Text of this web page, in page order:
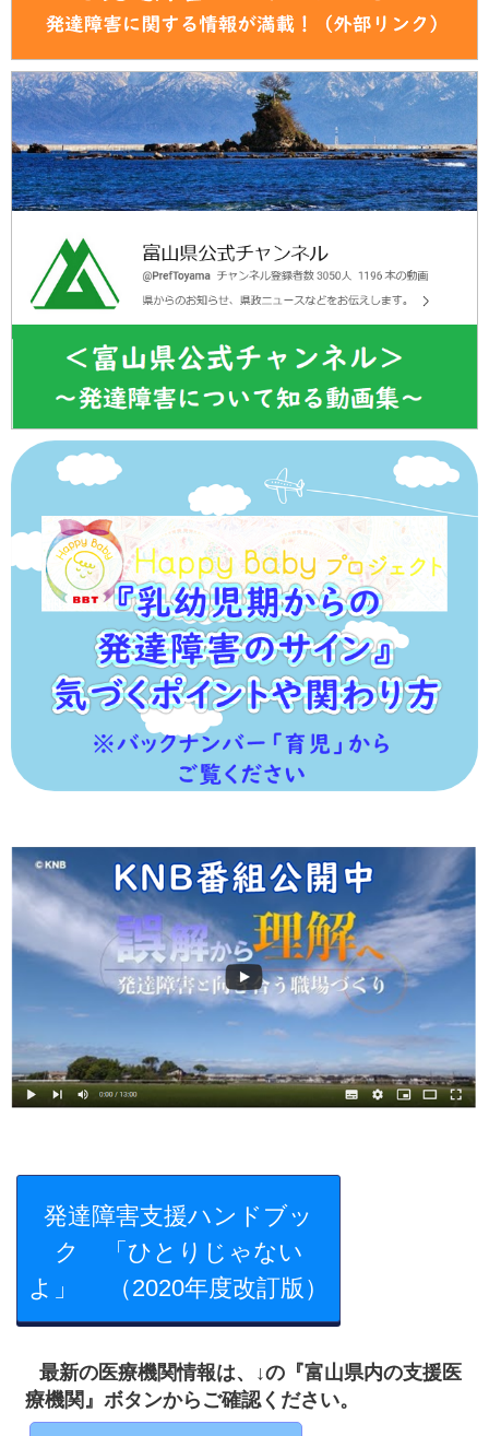
発達障害支援ハンドブッ
ク 「ひとりじゃない
よ」 （2020年度改訂版）
最新の医療機関情報は、↓の『富山県内の支援医
療機関』ボタンからご確認ください。